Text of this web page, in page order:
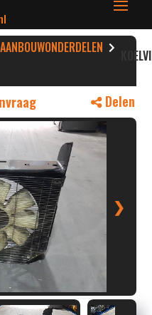
AANBOUWONDERDELEN
Delen
❯